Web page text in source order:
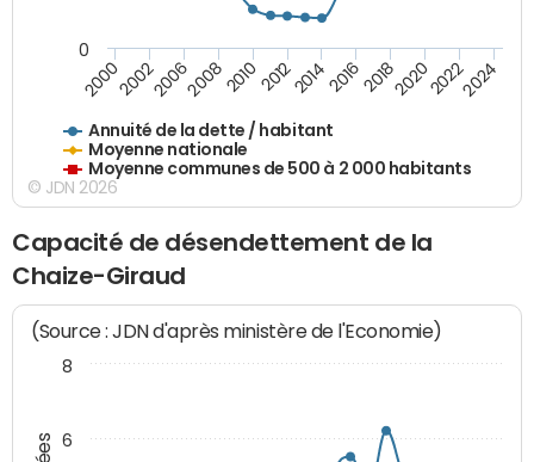
Annuité de la dette / habitant
Moyenne nationale
Moyenne communes de 500 à 2 000 habitants
200020022006200820102012201420162018202020222024
0
© JDN 2026
Capacité de désendettement de la
Chaize-Giraud
(Source : JDN d'après ministère de l'Economie)
6
8